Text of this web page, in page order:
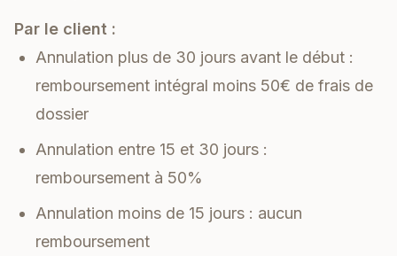
Par le client :
Annulation plus de 30 jours avant le début :
remboursement intégral moins 50€ de frais de
dossier
Annulation entre 15 et 30 jours :
remboursement à 50%
Annulation moins de 15 jours : aucun
remboursement